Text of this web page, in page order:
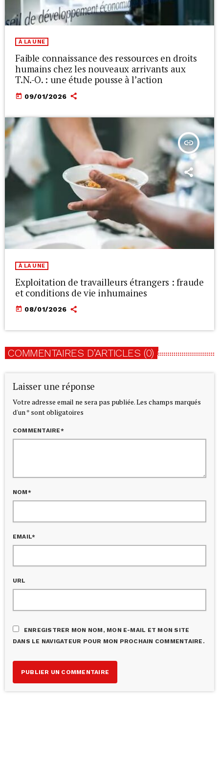
À LA UNE
Faible connaissance des ressources en droits
humains chez les nouveaux arrivants aux
T.N.-O. : une étude pousse à l’action
today 09/01/2026
insert_link
À LA UNE
Exploitation de travailleurs étrangers : fraude
et conditions de vie inhumaines
today 08/01/2026
COMMENTAIRES D’ARTICLES (0)
Laisser une réponse
Votre adresse email ne sera pas publiée. Les champs marqués
d'un * sont obligatoires
COMMENTAIRE*
NOM*
EMAIL*
URL
ENREGISTRER MON NOM, MON E-MAIL ET MON SITE
DANS LE NAVIGATEUR POUR MON PROCHAIN COMMENTAIRE.